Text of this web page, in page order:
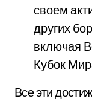
своем
других
включая
Кубок
Все эти